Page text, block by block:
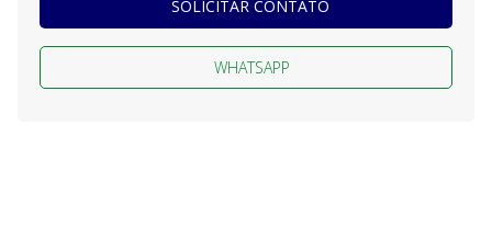
SOLICITAR CONTATO
WHATSAPP